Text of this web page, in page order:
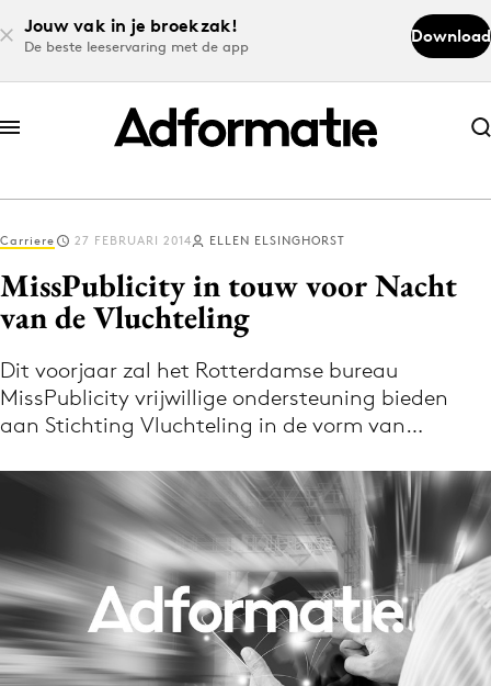
Jouw vak in je broekzak!
De beste leeservaring met de app
Download
Abonneer nu
Abonneer nu
Log in
Download de app
Volg het laatste nieuws via de Adformatie
Nieuws app
Menu
Home
9 sept: GenAI-training
Carriere 27 FEBRUARI 2014 ELLEN ELSINGHORST
MissPublicity in touw voor Nacht
van de Vluchteling
Dit voorjaar zal het Rotterdamse bureau
MissPublicity vrijwillige ondersteuning bieden
aan Stichting Vluchteling in de vorm van…